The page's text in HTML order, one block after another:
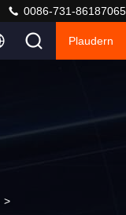
0086-731-86187065
Plaudern
>